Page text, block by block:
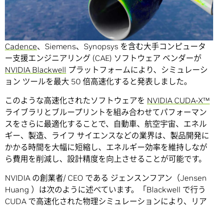
【プレス リリース】カリフォルニア州サンノゼ — GTC —
2025 年 3 月 18 日ー
NVIDIA は本日、Ansys、Altair、
Cadence、Siemens、Synopsys を含む大手コンピュータ
ー支援エンジニアリング (CAE) ソフトウェア ベンダーが
NVIDIA Blackwell プラットフォームにより、シミュレーシ
ョン ツールを最大 50 倍高速化すると発表しました。
このような高速化されたソフトウェアを NVIDIA CUDA-X™
ライブラリとブループリントを組み合わせてパフォーマン
スをさらに最適化することで、自動車、航空宇宙、エネル
ギー、製造、ライフ サイエンスなどの業界は、製品開発に
かかる時間を大幅に短縮し、エネルギー効率を維持しなが
ら費用を削減し、設計精度を向上させることが可能です。
NVIDIA の創業者/ CEO である ジェンスンフアン（Jensen
Huang ）は次のように述べています。「Blackwell で行う
CUDA で高速化された物理シミュレーションにより、リア